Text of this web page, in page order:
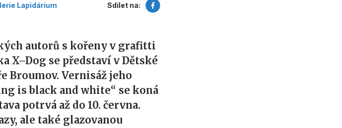
Lapidárium
Sdílet na:
autorů s kořeny v grafitti
X–Dog se představí v Dětské
Broumov. Vernisáž jeho
is black and white“ se koná
potrvá až do 10. června.
ale také glazovanou